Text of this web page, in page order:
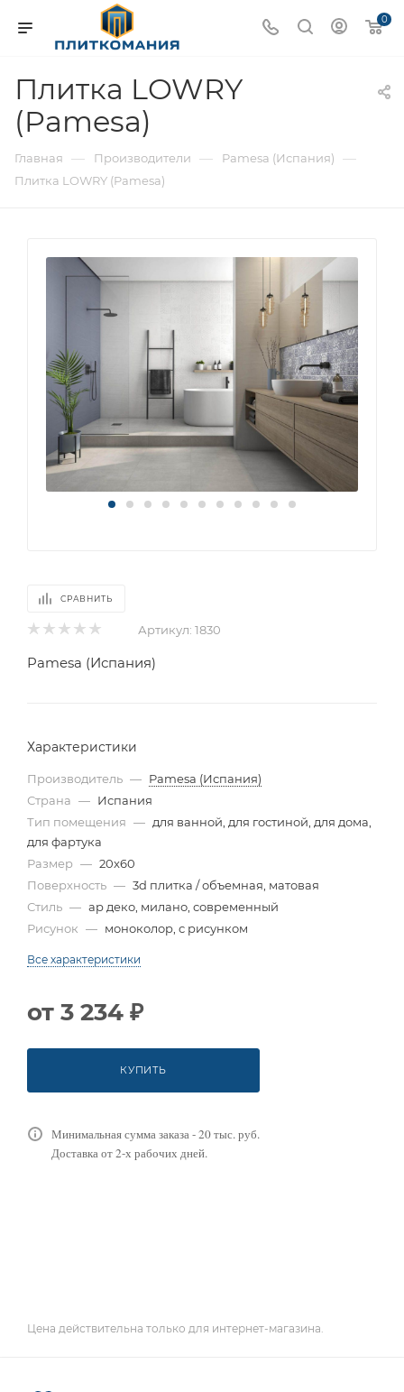
0
Плитка LOWRY
(Pamesa)
Главная — Производители — Pamesa (Испания) —
Плитка LOWRY (Pamesa)
СРАВНИТЬ
Артикул: 1830
Pamesa (Испания)
Характеристики
Производитель — Pamesa (Испания)
Страна — Испания
Тип помещения — для ванной, для гостиной, для дома,
для фартука
Размер — 20x60
Поверхность — 3d плитка / объемная, матовая
Стиль — ар деко, милано, современный
Рисунок — моноколор, с рисунком
Все характеристики
от 3 234 ₽
КУПИТЬ
Минимальная сумма заказа - 20 тыс. руб.
Доставка от 2-х рабочих дней.
Цена действительна только для интернет-магазина.